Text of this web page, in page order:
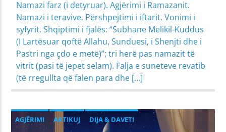
Namazi farz (i detyruar). Agjërimi i Ramazanit.
Namazi i teravive. Përshpejtimi i iftarit. Vonimi i
syfyrit. Shqiptimi i fjalës: “Subhane Melikil-Kuddus
(I Lartësuar qoftë Allahu, Sunduesi, i Shenjti dhe i
Pastri nga çdo e metë)”; tri herë pas namazit të
vitrit (pasi të jepet selam). Falja e suneteve revatib
(të rregullta që falen para dhe […]
AGJËRIMI ARTIKUJ
DIJA & DAVETI